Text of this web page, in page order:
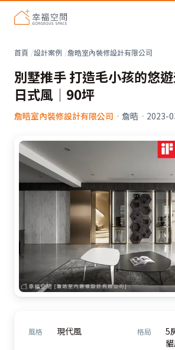
首頁 設計案例 詹晧室內裝修設計有限公司
別墅推手 打造毛小孩的悠
日式風│90坪
詹晧室內裝修設計有限公司 · 詹晧 · 2023-
風格 現代風 格局
5